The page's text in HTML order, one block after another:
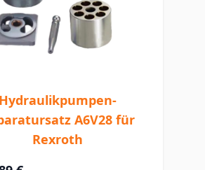
Hydraulikpumpen-
A6V28 für
Rexroth